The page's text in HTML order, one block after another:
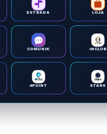
ESTRADA LOJA
COMUNIK INCLUB
4POINT STARS